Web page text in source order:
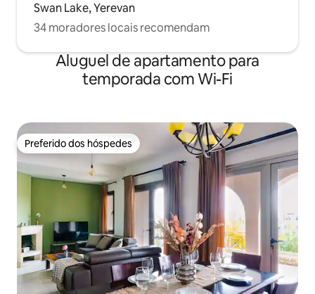
Swan Lake, Yerevan
34 moradores locais recomendam
Aluguel de apartamento para
temporada com Wi-Fi
Preferido dos hóspedes
Preferido dos hóspedes